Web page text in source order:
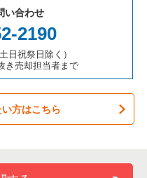
い合わせ
2190
日祝祭日除く）
き売却担当者まで
方はこちら